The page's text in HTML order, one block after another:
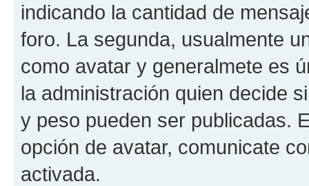
indicando la cantidad de
foro. La segunda, usualmente
como avatar y generalmete es
la administración quien decide
y peso pueden ser publicadas.
opción de avatar, comunicate
activada.